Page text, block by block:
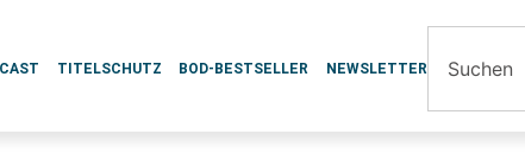
TITELSCHUTZ BOD-BESTSELLER NEWSLETTER